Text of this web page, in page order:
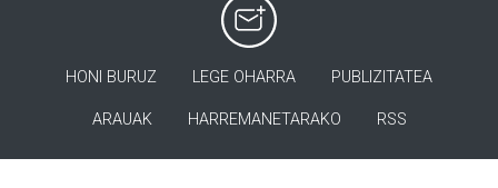
HONI BURUZ LEGE OHARRA PUBLIZITATEA
ARAUAK HARREMANETARAKO RSS